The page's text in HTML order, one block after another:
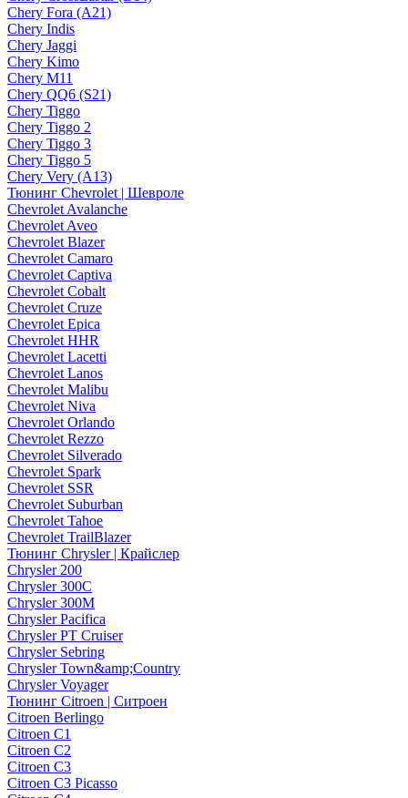
Chery Fora (A21)
Chery Indis
Chery Jaggi
Chery Kimo
Chery M11
Chery QQ6 (S21)
Chery Tiggo
Chery Tiggo 2
Chery Tiggo 3
Chery Tiggo 5
Chery Very (A13)
Тюнинг Chevrolet | Шевроле
Chevrolet Avalanche
Chevrolet Aveo
Chevrolet Blazer
Chevrolet Camaro
Chevrolet Captiva
Chevrolet Cobalt
Chevrolet Cruze
Chevrolet Epica
Chevrolet HHR
Chevrolet Lacetti
Chevrolet Lanos
Chevrolet Malibu
Chevrolet Niva
Chevrolet Orlando
Chevrolet Rezzo
Chevrolet Silverado
Chevrolet Spark
Chevrolet SSR
Chevrolet Suburban
Chevrolet Tahoe
Chevrolet TrailBlazer
Тюнинг Chrysler | Крайслер
Chrysler 200
Chrysler 300C
Chrysler 300M
Chrysler Pacifica
Chrysler PT Cruiser
Chrysler Sebring
Chrysler Town&amp;Country
Chrysler Voyager
Тюнинг Citroen | Ситроен
Citroen Berlingo
Citroen C1
Citroen C2
Citroen C3
Citroen C3 Picasso